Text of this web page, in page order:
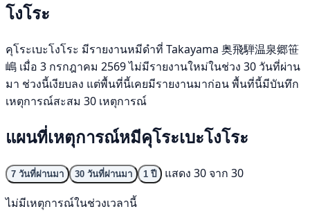
โงโระ
คุโระเบะโงโระ มีรายงานหมีดำที่ Takayama 奥飛騨温泉郷笹
嶋 เมื่อ 3 กรกฎาคม 2569 ไม่มีรายงานใหม่ในช่วง 30 วันที่ผ่าน
มา ช่วงนี้เงียบลง แต่พื้นที่นี้เคยมีรายงานมาก่อน พื้นที่นี้มีบันทึก
เหตุการณ์สะสม 30 เหตุการณ์
แผนที่เหตุการณ์หมีคุโระเบะโงโระ
7 วันที่ผ่านมา 30 วันที่ผ่านมา 1 ปี
แสดง 30 จาก 30
ไม่มีเหตุการณ์ในช่วงเวลานี้